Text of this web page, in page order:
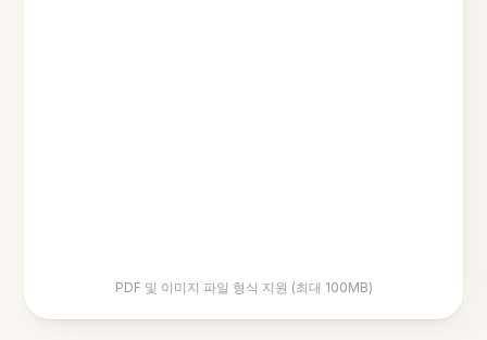
PDF 및 이미지 파일 형식 지원 (최대 100MB)